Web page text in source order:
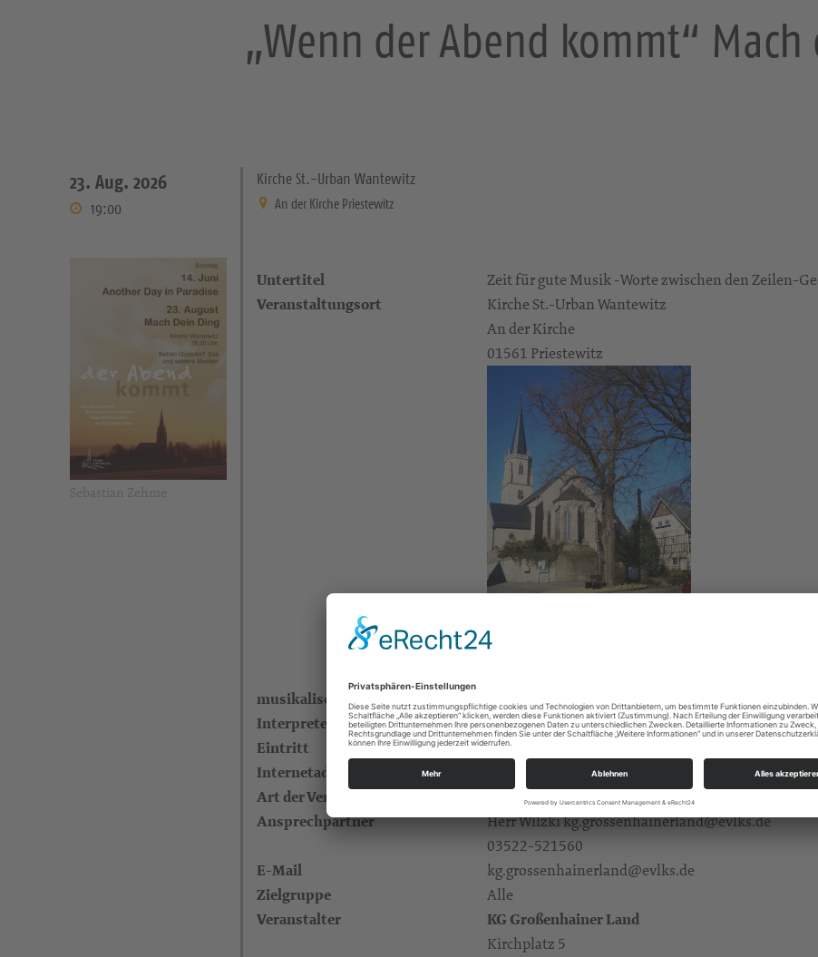
„Wenn der Abend kommt“
23. Aug. 2026
19:00
Kirche St.-Urban Wantewitz
An der Kirche Priestewitz
Untertitel Zeit für gute Musik -Worte zwischen den Zeilen-
Veranstaltungsort
Kirche St.-Urban Wantewitz
An der Kirche
01561 Priestewitz
musikalische Kategorie Bands/Gospelchöre/Liedermacher/Musical
Interpreten Bertram Quosdorf; Sax & weitere Musiker
Eintritt frei
Internetadresse http://Kirchplatz 1/ Marienkirche Großenhain
Art der Veranstaltung Konzerte/Theater/Musik
Ansprechpartner
Herr Wilzki kg.grossenhainerland@evlks.de
03522-521560
E-Mail kg.grossenhainerland@evlks.de
Zielgruppe Alle
Veranstalter KG Großenhainer Land
Kirchplatz 5